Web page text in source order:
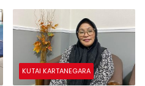
KUTAI KARTANEGARA